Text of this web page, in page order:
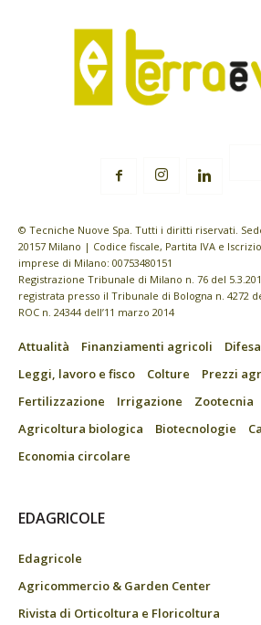
© Tecniche Nuove Spa. Tutti i diritti riservati.
20157 Milano | Codice fiscale, Partita IVA e
imprese di Milano: 00753480151
Registrazione Tribunale di Milano n. 76 del
registrata presso il Tribunale di Bologna n. 4272
ROC n. 24344 dell’11 marzo 2014
Attualità Finanziamenti agricoli
Leggi, lavoro e fisco
Colture
Prezzi
Fertilizzazione
Irrigazione Zootecnia
Agricoltura biologica
Biotecnologie
Economia circolare
EDAGRICOLE
Edagricole
Agricommercio & Garden Center
Rivista di Orticoltura e Floricoltura